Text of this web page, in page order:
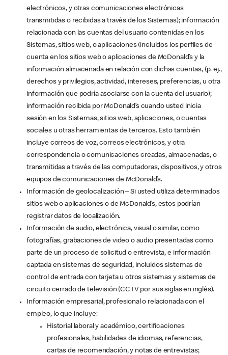
electrónicos, y otras comunicaciones electrónicas
transmitidas o recibidas a través de los Sistemas); información
relacionada con las cuentas del usuario contenidas en los
Sistemas, sitios web, o aplicaciones (incluidos los perfiles de
cuenta en los sitios web o aplicaciones de McDonald’s y la
información almacenada en relación con dichas cuentas, (p. ej.,
derechos y privilegios, actividad, intereses, preferencias, u otra
información que podría asociarse con la cuenta del usuario);
información recibida por McDonald’s cuando usted inicia
sesión en los Sistemas, sitios web, aplicaciones, o cuentas
sociales u otras herramientas de terceros. Esto también
incluye correos de voz, correos electrónicos, y otra
correspondencia o comunicaciones creadas, almacenadas, o
transmitidas a través de las computadoras, dispositivos, y otros
equipos de comunicaciones de McDonald’s.
Información de geolocalización – Si usted utiliza determinados
sitios web o aplicaciones o de McDonald’s, estos podrían
registrar datos de localización.
Información de audio, electrónica, visual o similar, como
fotografías, grabaciones de video o audio presentadas como
parte de un proceso de solicitud o entrevista, e información
captada en sistemas de seguridad, incluidos sistemas de
control de entrada con tarjeta u otros sistemas y sistemas de
circuito cerrado de televisión (CCTV por sus siglas en inglés).
Información empresarial, profesional o relacionada con el
empleo, lo que incluye:
Historial laboral y académico, certificaciones
profesionales, habilidades de idiomas, referencias,
cartas de recomendación, y notas de entrevistas;